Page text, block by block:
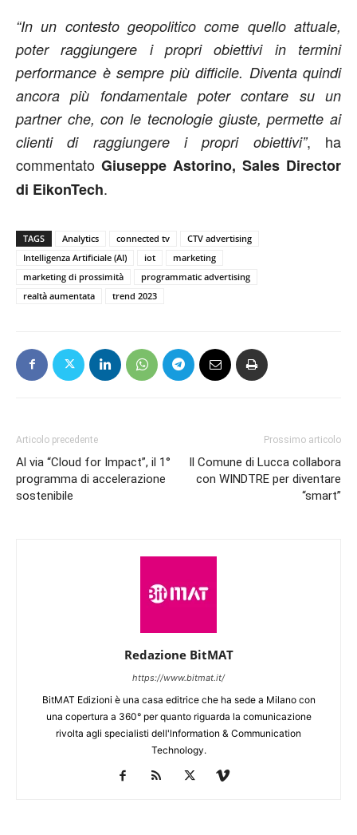
“In un contesto geopolitico come quello attuale,
poter raggiungere i propri obiettivi in termini
performance è sempre più difficile. Diventa quindi
ancora più fondamentale poter contare su un
partner che, con le tecnologie giuste, permette ai
clienti di raggiungere i propri obiettivi”, ha
commentato Giuseppe Astorino, Sales Director
di EikonTech.
TAGS Analytics connected tv
CTV advertising
Intelligenza Artificiale (AI)
iot
marketing
marketing di prossimità
programmatic advertising
realtà aumentata
trend 2023
Articolo precedente
Al via “Cloud for Impact”, il 1°
programma di accelerazione
sostenibile
Prossimo articolo
Il Comune di Lucca collabora
con WINDTRE per diventare
“smart”
Redazione BitMAT
https://www.bitmat.it/
BitMAT Edizioni è una casa editrice che ha sede a Milano con
una copertura a 360° per quanto riguarda la comunicazione
rivolta agli specialisti dell'lnformation & Communication
Technology.